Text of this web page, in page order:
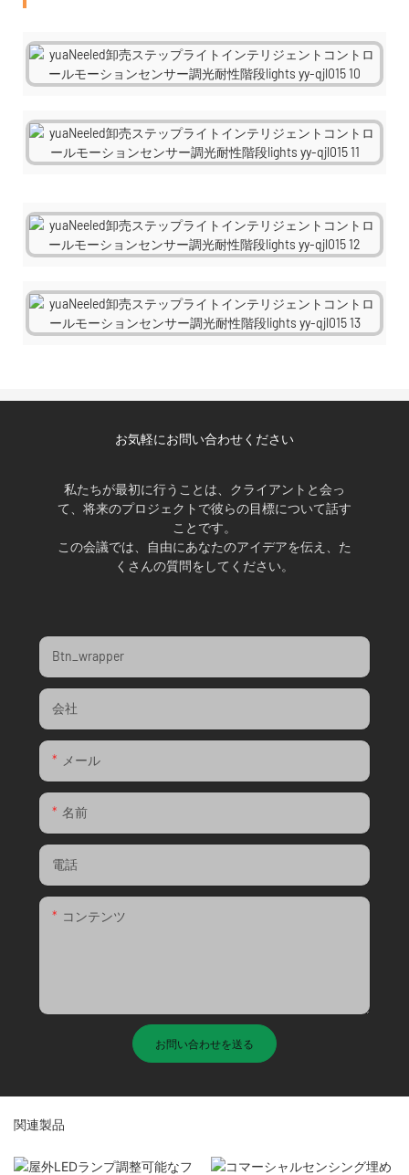
お気軽にお問い合わせください
私たちが最初に行うことは、クライアントと会っ
て、将来のプロジェクトで彼らの目標について話す
ことです。
この会議では、自由にあなたのアイデアを伝え、た
くさんの質問をしてください。
Btn_wrapper
会社
メール
名前
電話
コンテンツ
お問い合わせを送る
関連製品